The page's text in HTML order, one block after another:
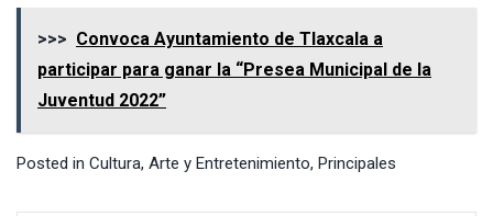
>>> Convoca Ayuntamiento de Tlaxcala a
participar para ganar la “Presea Municipal de la
Juventud 2022”
Posted in Cultura, Arte y Entretenimiento, Principales